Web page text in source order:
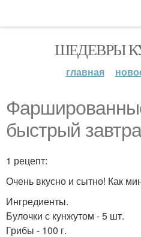
ШЕДЕВРЫ
главная
быстрый
1 рецепт:
Очень вкусно и сытно! Как
Ингредиенты.
Булочки с кунжутом - 5 шт.
Грибы - 100 г.